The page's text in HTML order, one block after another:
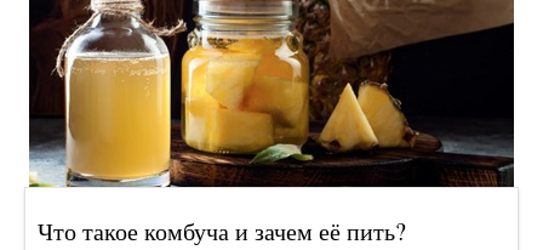
Что такое комбуча и зачем её пить?